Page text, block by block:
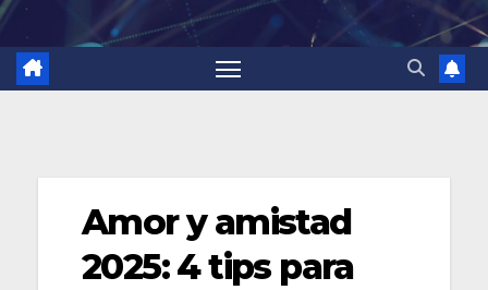
Amor y amistad
2025: 4 tips para